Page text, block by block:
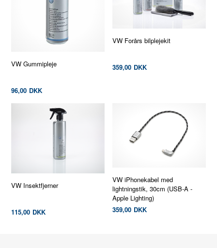
VW Gummipleje
96,00 DKK
VW Forårs bilplejekit
359,00 DKK
VW Insektfjerner
115,00 DKK
VW iPhonekabel med
lightningstik, 30cm (USB-A -
Apple Lighting)
359,00 DKK